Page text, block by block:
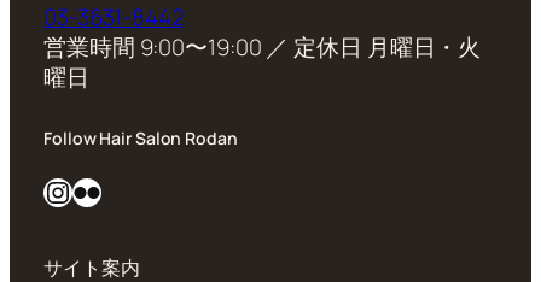
03-3631-8442
営業時間 9:00〜19:00 ／ 定休日 月曜日・火
曜日
Follow Hair Salon Rodan
InstagramFlickr
サイト案内